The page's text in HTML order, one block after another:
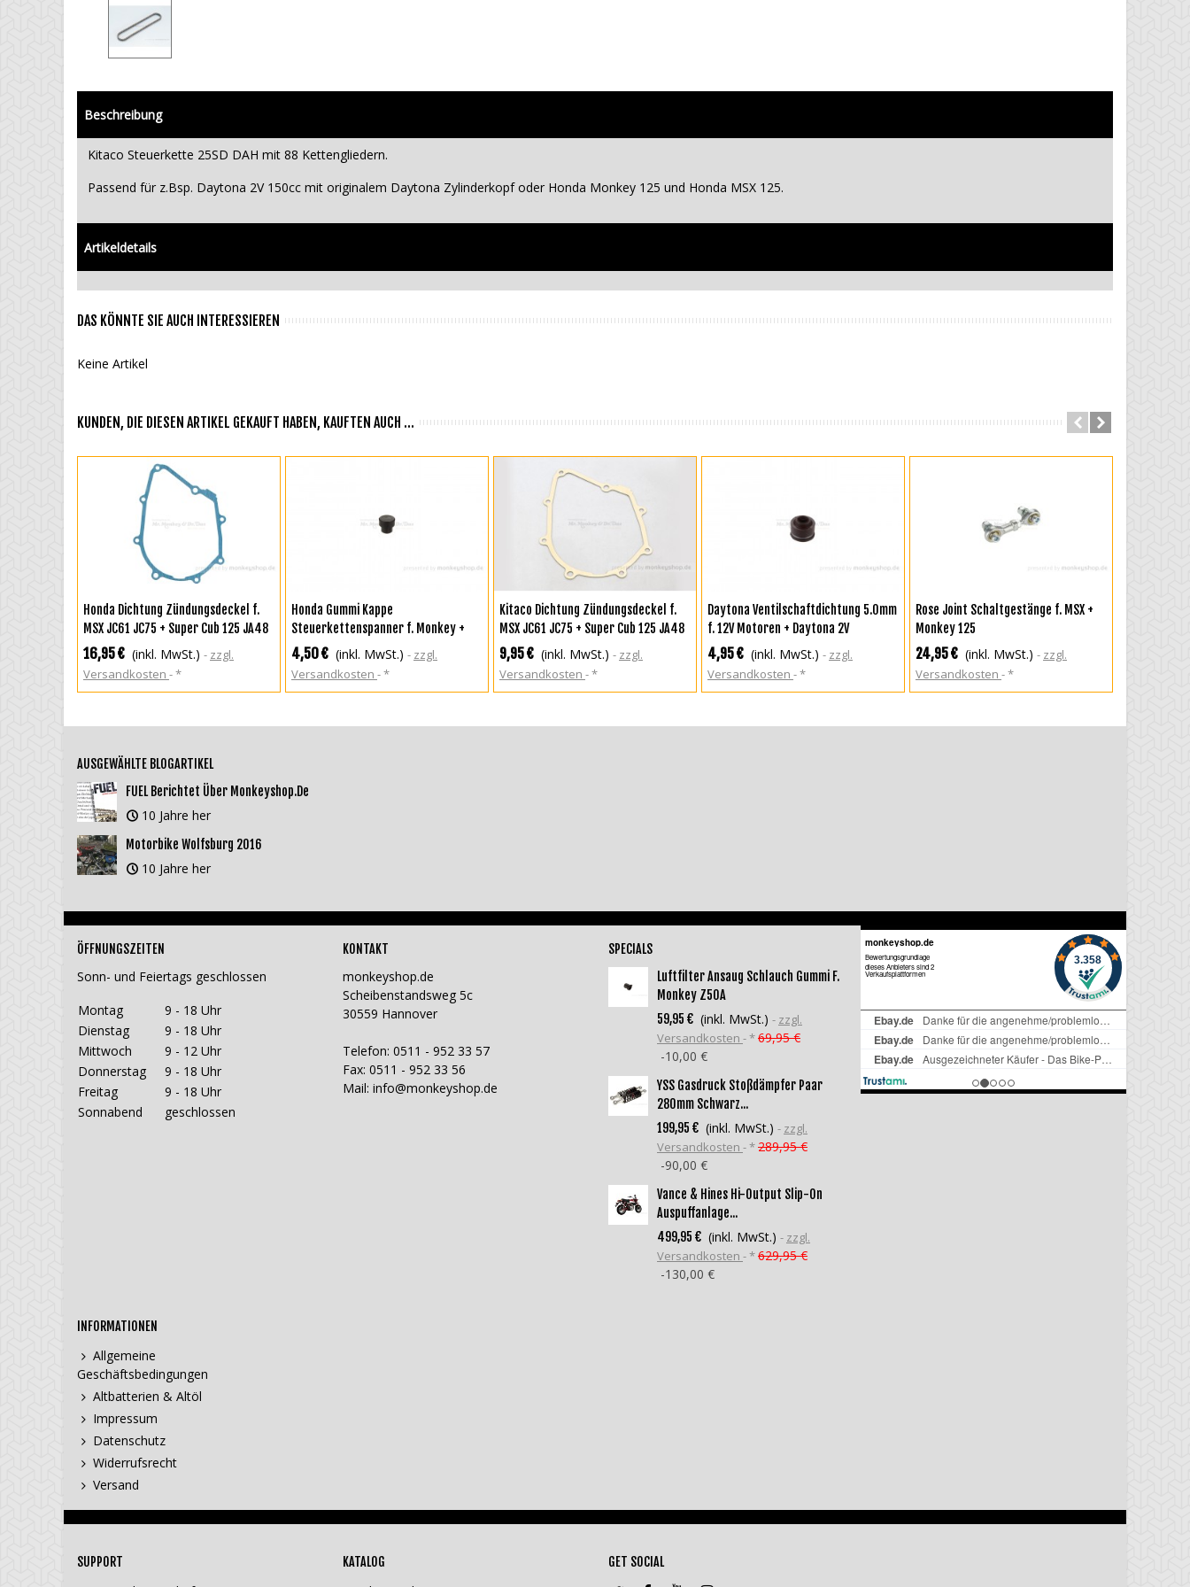
Beschreibung
Kitaco Steuerkette 25SD DAH mit 88 Kettengliedern.
Passend für z.Bsp. Daytona 2V 150cc mit originalem Daytona Zylinderkopf oder Honda Monkey 125 und Honda MSX 125.
Artikeldetails
DAS KÖNNTE SIE AUCH INTERESSIEREN
Keine Artikel
KUNDEN, DIE DIESEN ARTIKEL GEKAUFT HABEN, KAUFTEN AUCH ...
IN DEN WARENKORB
Honda Dichtung Zündungsdeckel f.
MSX JC61 JC75 + Super Cub 125 JA48
+ Monkey 125 JB02
16,95 € (inkl. MwSt.)
zzgl.
Versandkosten
*
IN DEN WARENKORB
Honda Gummi Kappe
Steuerkettenspanner f. Monkey +
Dax + MSX + Chaly + SS 50 125 + Nice
4,50 € (inkl. MwSt.)
zzgl.
Versandkosten
*
IN DEN WARENKORB
Kitaco Dichtung Zündungsdeckel f.
MSX JC61 JC75 + Super Cub 125 JA48
+ Monkey 125 JB02
9,95 € (inkl. MwSt.)
zzgl.
Versandkosten
*
IN DEN WARENKORB
Daytona Ventilschaftdichtung 5.0mm
f. 12V Motoren + Daytona 2V
4,95 € (inkl. MwSt.)
zzgl.
Versandkosten
*
IN DEN WARENKORB
Rose Joint Schaltgestänge f. MSX +
Monkey 125
24,95 € (inkl. MwSt.)
zzgl.
Versandkosten
*
AUSGEWÄHLTE BLOGARTIKEL
FUEL Berichtet Über Monkeyshop.de
10 Jahre her
Motorbike Wolfsburg 2016
10 Jahre her
ÖFFNUNGSZEITEN
Sonn- und Feiertags geschlossen
Montag
9 - 18 Uhr
Dienstag
9 - 18 Uhr
Mittwoch
9 - 12 Uhr
Donnerstag
9 - 18 Uhr
Freitag
9 - 18 Uhr
Sonnabend
geschlossen
KONTAKT
monkeyshop.de
Scheibenstandsweg 5c
30559 Hannover
Telefon: 0511 - 952 33 57
Fax: 0511 - 952 33 56
Mail: info@monkeyshop.de
SPECIALS
Luftfilter Ansaug Schlauch Gummi F.
Monkey Z50A
59,95 € (inkl. MwSt.)
zzgl.
Versandkosten
*69,95 €
-10,00 €
YSS Gasdruck Stoßdämpfer Paar
280mm Schwarz...
199,95 € (inkl. MwSt.)
zzgl.
Versandkosten
*289,95 €
-90,00 €
Vance & Hines Hi-Output Slip-On
Auspuffanlage...
499,95 € (inkl. MwSt.)
zzgl.
Versandkosten
*629,95 €
-130,00 €
INFORMATIONEN
Allgemeine
Geschäftsbedingungen
Altbatterien & Altöl
Impressum
Datenschutz
Widerrufsrecht
Versand
SUPPORT KATALOG GET SOCIAL